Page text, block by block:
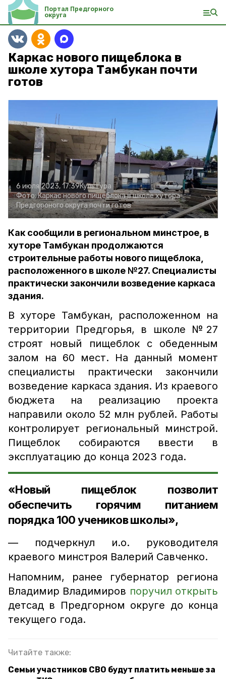
Портал Предгорного
округа
Каркас нового пищеблока в
школе хутора Тамбукан почти
готов
6 июля 2023, 17:39Культура
Фото:Каркас нового пищеблока в школе хутора
Предгороного округа почти готов
Как сообщили в региональном минстрое, в
хуторе Тамбукан продолжаются
строительные работы нового пищеблока,
расположенного в школе №27. Специалисты
практически закончили возведение каркаса
здания.
В хуторе Тамбукан, расположенном на
территории Предгорья, в школе №27
строят новый пищеблок с обеденным
залом на 60 мест. На данный момент
специалисты практически закончили
возведение каркаса здания. Из краевого
бюджета на реализацию проекта
направили около 52 млн рублей. Работы
контролирует региональный минстрой.
Пищеблок собираются ввести в
эксплуатацию до конца 2023 года.
«Новый пищеблок позволит
обеспечить горячим питанием
порядка 100 учеников школы»,
— подчеркнул и.о. руководителя
краевого минстроя Валерий Савченко.
Напомним, ранее губернатор региона
Владимир Владимиров поручил открыть
детсад в Предгорном округе до конца
текущего года.
Читайте также:
Семьи участников СВО будут платить меньше за